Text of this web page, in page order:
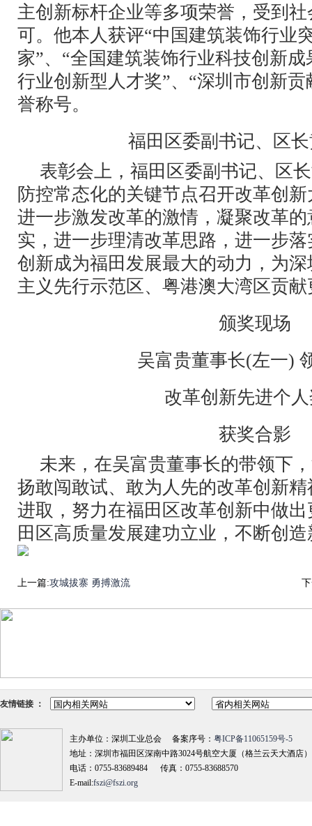
主创新标杆企业等多项荣誉，受到
可。他本人获评“中国建筑装饰行业
家”、“全国建筑装饰行业科技创新
行业创新型人才奖”、“深圳市创新
誉称号。
福田区委副书记、区
表彰会上，福田区委副书记、区
防控常态化的关键节点召开改革创
进一步激发改革的激情，凝聚改革
实，进一步理清改革思路，进一步
创新成为福田发展最大的动力，为
主义先行示范区、粤港澳大湾区贡
颁奖现场
吴富贵董事长(左一)
改革创新先进个
获奖合影
未来，在吴富贵董事长的带领下
扬敢闯敢试、敢为人先的改革创新
进取，努力在福田区改革创新中做
田区高质量发展建功立业，不断创
上一篇:攻城拔寨 勇搏激流
友情链接 ：
主办单位：深圳工业总会 备案序号： 粤ICP备11065159号-5
地址：深圳市福田区深南中路3024号航空大厦（格兰云天大酒店
电话：0755-83689484 传真：0755-83688570
E-mail:fszi@fszi.org